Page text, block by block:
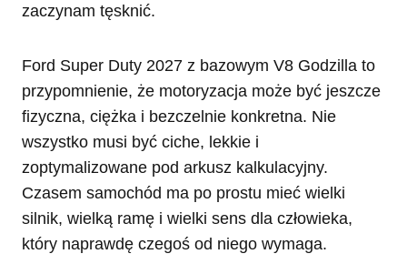
zaczynam tęsknić.
Ford Super Duty 2027 z bazowym V8 Godzilla to
przypomnienie, że motoryzacja może być jeszcze
fizyczna, ciężka i bezczelnie konkretna. Nie
wszystko musi być ciche, lekkie i
zoptymalizowane pod arkusz kalkulacyjny.
Czasem samochód ma po prostu mieć wielki
silnik, wielką ramę i wielki sens dla człowieka,
który naprawdę czegoś od niego wymaga.